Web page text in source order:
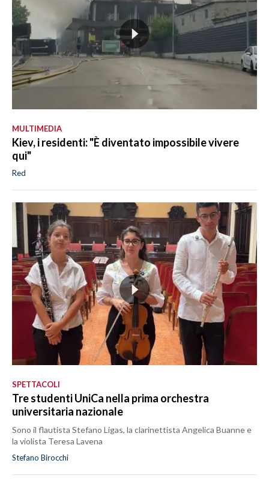
MULTIMEDIA
Kiev, i residenti: "È diventato impossibile vivere
qui"
Red
SPETTACOLI
Tre studenti UniCa nella prima orchestra
universitaria nazionale
Sono il flautista Stefano Ligas, la clarinettista Angelica Buanne e
la violista Teresa Lavena
Stefano Birocchi